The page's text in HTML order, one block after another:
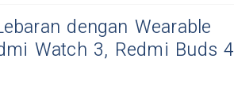
dengan Wearable
Watch 3, Redmi Buds 4